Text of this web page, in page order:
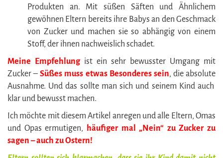
Produkten an. Mit süßen Säften und Ähnlichem
gewöhnen Eltern bereits ihre Babys an den Geschmack
von Zucker und machen sie so abhängig von einem
Stoff, der ihnen nachweislich schadet.
Meine Empfehlungist ein sehr bewusster Umgang mit
Zucker –Süßes muss etwas Besonderes sein, die absolute
Ausnahme. Und das sollte man sich und seinem Kind auch
klar und bewusst machen.
Ich möchte mit diesem Artikel anregen und alle Eltern, Omas
und Opas ermutigen, häufiger mal „Nein“ zu Zucker zu
sagen – auch zu Ostern!